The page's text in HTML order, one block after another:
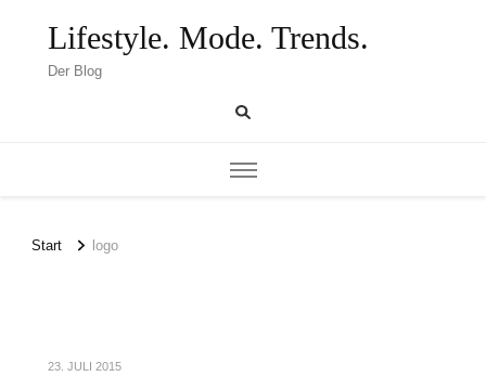
Lifestyle. Mode. Trends.
Der Blog
Start logo
23. JULI 2015